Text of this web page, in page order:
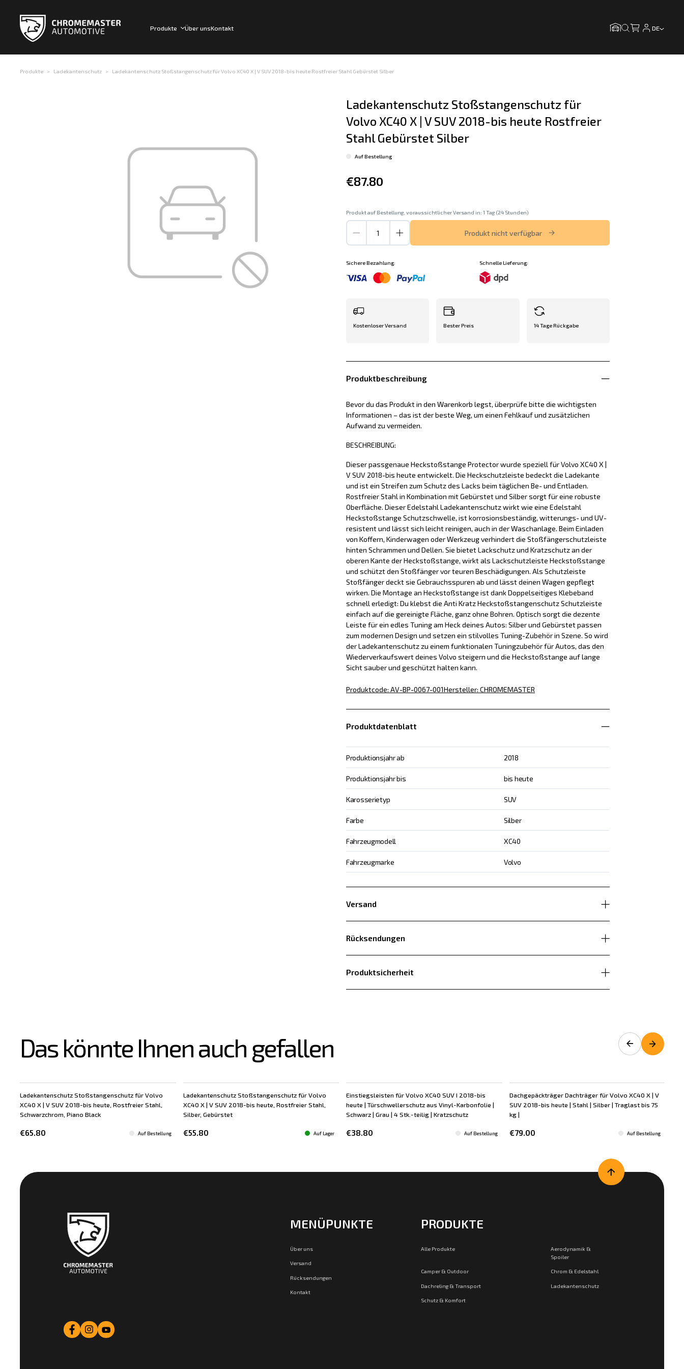
Produkte Über unsKontakt DE
Produkte Ladekantenschutz Ladekantenschutz Stoßstangenschutz für Volvo XC40 X | V SUV 2018-bis heute Rostfreier Stahl Gebürstet Silber
Ladekantenschutz Stoßstangenschutz für
Volvo XC40 X | V SUV 2018-bis heute Rostfreier
Stahl Gebürstet Silber
Auf Bestellung
€87.80
Produkt auf Bestellung, voraussichtlicher Versand in: 1 Tag (24 Stunden)
Produkt nicht verfügbar
Sichere Bezahlung: Schnelle Lieferung:
Kostenloser Versand Bester Preis 14 Tage Rückgabe
Produktbeschreibung
Bevor du das Produkt in den Warenkorb legst, überprüfe bitte die wichtigsten
Informationen – das ist der beste Weg, um einen Fehlkauf und zusätzlichen
Aufwand zu vermeiden.
BESCHREIBUNG:
Dieser passgenaue Heckstoßstange Protector wurde speziell für Volvo XC40 X |
V SUV 2018-bis heute entwickelt. Die Heckschutzleiste bedeckt die Ladekante
und ist ein Streifen zum Schutz des Lacks beim täglichen Be- und Entladen.
Rostfreier Stahl in Kombination mit Gebürstet und Silber sorgt für eine robuste
Oberfläche. Dieser Edelstahl Ladekantenschutz wirkt wie eine Edelstahl
Heckstoßstange Schutzschwelle, ist korrosionsbeständig, witterungs- und UV-
resistent und lässt sich leicht reinigen, auch in der Waschanlage. Beim Einladen
von Koffern, Kinderwagen oder Werkzeug verhindert die Stoßfängerschutzleiste
hinten Schrammen und Dellen. Sie bietet Lackschutz und Kratzschutz an der
oberen Kante der Heckstoßstange, wirkt als Lackschutzleiste Heckstoßstange
und schützt den Stoßfänger vor teuren Beschädigungen. Als Schutzleiste
Stoßfänger deckt sie Gebrauchsspuren ab und lässt deinen Wagen gepflegt
wirken. Die Montage an Heckstoßstange ist dank Doppelseitiges Klebeband
schnell erledigt: Du klebst die Anti Kratz Heckstoßstangenschutz Schutzleiste
einfach auf die gereinigte Fläche, ganz ohne Bohren. Optisch sorgt die dezente
Leiste für ein edles Tuning am Heck deines Autos: Silber und Gebürstet passen
zum modernen Design und setzen ein stilvolles Tuning-Zubehör in Szene. So wird
der Ladekantenschutz zu einem funktionalen Tuningzubehör für Autos, das den
Wiederverkaufswert deines Volvo steigern und die Heckstoßstange auf lange
Sicht sauber und geschützt halten kann.
Produktcode: AV-BP-0067-001Hersteller: CHROMEMASTER
Produktdatenblatt
Produktionsjahr ab 2018
Produktionsjahr bis bis heute
Karosserietyp SUV
Farbe Silber
Fahrzeugmodell XC40
Fahrzeugmarke Volvo
Versand
Rücksendungen
Produktsicherheit
Das könnte Ihnen auch gefallen
Ladekantenschutz Stoßstangenschutz für Volvo
XC40 X | V SUV 2018-bis heute, Rostfreier Stahl,
Schwarzchrom, Piano Black
€65.80 Auf Bestellung
Ladekantenschutz Stoßstangenschutz für Volvo
XC40 X | V SUV 2018-bis heute, Rostfreier Stahl,
Silber, Gebürstet
€55.80 Auf Lager
Einstiegsleisten für Volvo XC40 SUV I 2018-bis
heute | Türschwellerschutz aus Vinyl-Karbonfolie |
Schwarz | Grau | 4 Stk.-teilig | Kratzschutz
€38.80 Auf Bestellung
Dachgepäckträger Dachträger für Volvo XC40 X | V
SUV 2018-bis heute | Stahl | Silber | Traglast bis 75
kg |
€79.00 Auf Bestellung
MENÜPUNKTE
Über uns
Versand
Rücksendungen
Kontakt
PRODUKTE
Alle Produkte
Aerodynamik &
Spoiler
Camper & Outdoor Chrom & Edelstahl
Dachreling & Transport Ladekantenschutz
Schutz & Komfort